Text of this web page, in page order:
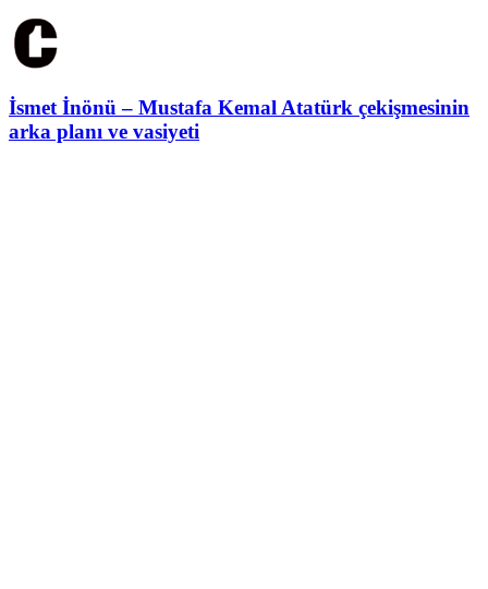
İsmet İnönü – Mustafa Kemal Atatürk çekişmesinin
arka planı ve vasiyeti